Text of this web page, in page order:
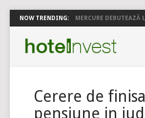
NOW TRENDING: MERCURE DEBUTEAZĂ
Cerere de
pensiune in